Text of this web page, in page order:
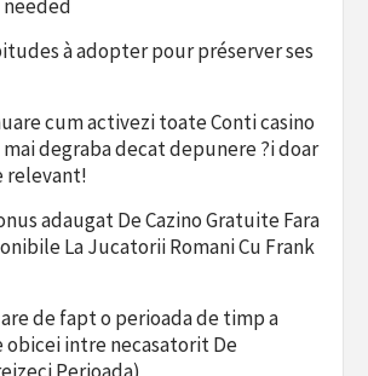
needed
à adopter pour préserver ses
cum activezi toate Conti casino
degraba decat depunere ?i doar
relevant!
adaugat De Cazino Gratuite Fara
La Jucatorii Romani Cu Frank
de fapt o perioada de timp a
intre necasatorit De